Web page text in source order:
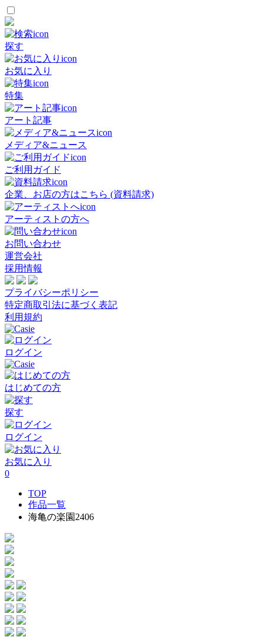
探す
お気に入り
特集
アート記事
メディア&ニュース
ご利用ガイド
企業、お店の方はこちら (資料請求)
アーティストの方へ
お問い合わせ
運営会社
採用情報
プライバシーポリシー
特定商取引法に基づく表記
利用規約
ログイン
はじめての方
探す
ログイン
お気に入り
0
TOP
作品一覧
海亀の楽園2406